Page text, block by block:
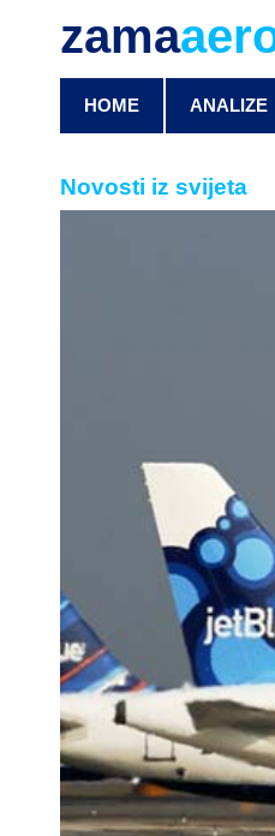
zama
HOME ANALIZE
Novosti iz svijeta